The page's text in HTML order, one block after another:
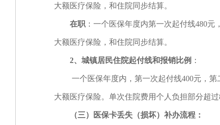
大额医疗保险，和住院同步结算。
在职 ：一个医保年度内第一次起付线480
大额医疗保险，和住院同步结算。
2、城镇居民住院起付线和报销比例 ：
一个医保年度内，第一次起付线400元，第
大额医疗保险。单次住院费用个人负担部分超
（三）医保卡丢失（损坏）补办流程：